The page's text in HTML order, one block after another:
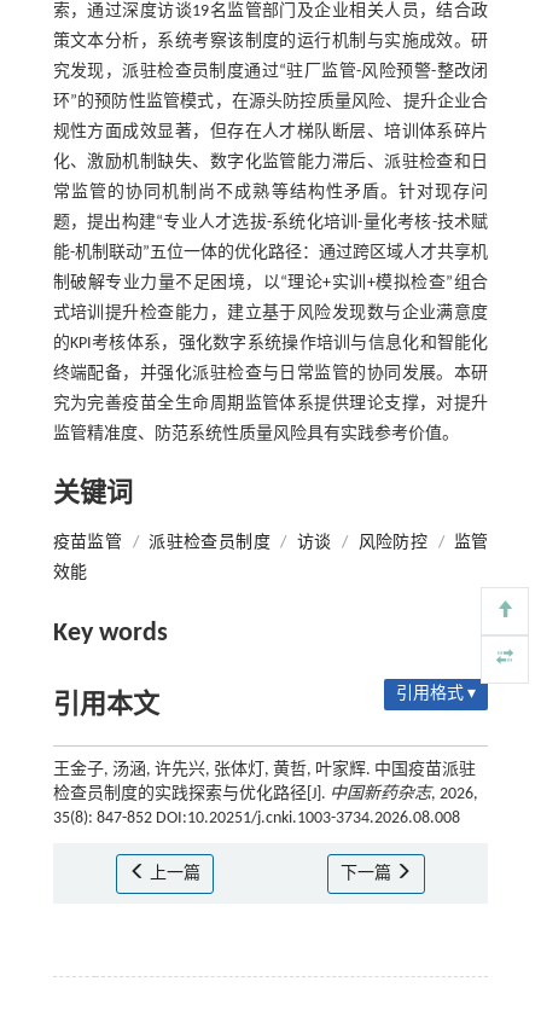
索，通过深度访谈19名监管部门及企业相关人员，结合政
策文本分析，系统考察该制度的运行机制与实施成效。研
究发现，派驻检查员制度通过“驻厂监管-风险预警-整改闭
环”的预防性监管模式，在源头防控质量风险、提升企业合
规性方面成效显著，但存在人才梯队断层、培训体系碎片
化、激励机制缺失、数字化监管能力滞后、派驻检查和日
常监管的协同机制尚不成熟等结构性矛盾。针对现存问
题，提出构建“专业人才选拔-系统化培训-量化考核-技术赋
能-机制联动”五位一体的优化路径：通过跨区域人才共享机
制破解专业力量不足困境，以“理论+实训+模拟检查”组合
式培训提升检查能力，建立基于风险发现数与企业满意度
的KPI考核体系，强化数字系统操作培训与信息化和智能化
终端配备，并强化派驻检查与日常监管的协同发展。本研
究为完善疫苗全生命周期监管体系提供理论支撑，对提升
监管精准度、防范系统性质量风险具有实践参考价值。
关键词
疫苗监管 / 派驻检查员制度 / 访谈 / 风险防控 / 监管
效能
Key words
引用本文 引用格式 ▾
王金子, 汤涵, 许先兴, 张体灯, 黄哲, 叶家辉. 中国疫苗派驻
检查员制度的实践探索与优化路径[J]. 中国新药杂志, 2026,
35(8): 847-852 DOI:10.20251/j.cnki.1003-3734.2026.08.008
上一篇 下一篇